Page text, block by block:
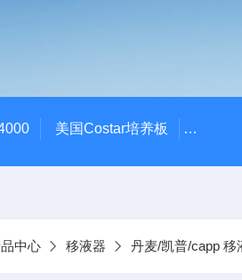
美国Costar培养板 美国
中心 移液器 丹麦/凯普/capp 移